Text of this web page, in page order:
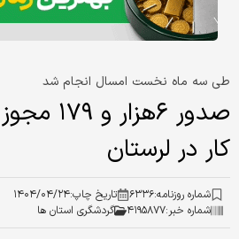
طی سه ماه نخست امسال انجام شد
صدور
کار در لرستان
شماره روزنامه:۶۳۳۶ تاریخ چاپ:۱۴۰۴/۰۴/۲۴
شماره خبر:۴۱۹۵۸۷۷ گردشگری استان ها